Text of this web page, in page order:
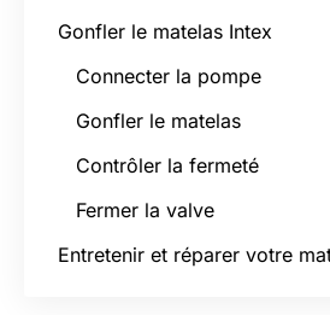
Gonfler le matelas Intex
Connecter la pompe
Gonfler le matelas
Contrôler la fermeté
Fermer la valve
Entretenir et réparer votre